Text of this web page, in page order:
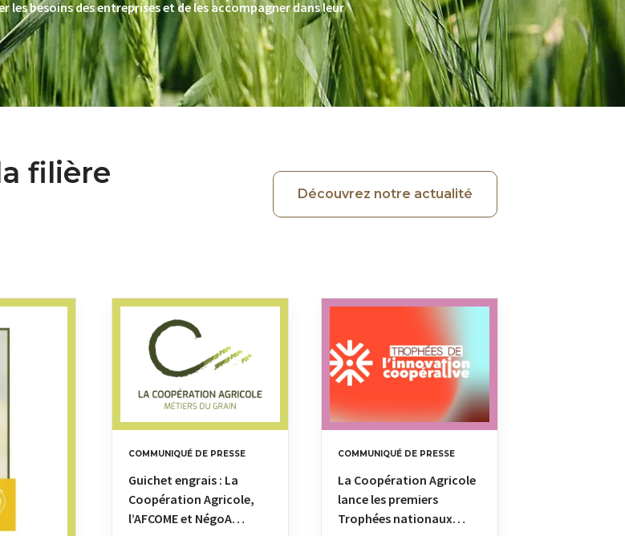
les besoins des entreprises et de les accompagner dans leur
filière
Découvrez notre actualité
COMMUNIQUÉ DE PRESSE
Guichet engrais : La
Coopération Agricole,
l’AFCOME et NégoA…
COMMUNIQUÉ DE PRESSE
La Coopération Agricole
lance les premiers
Trophées nationaux…